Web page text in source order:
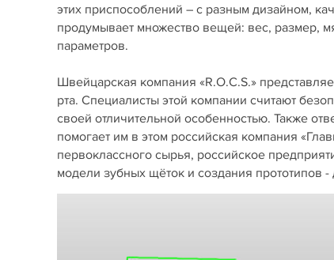
этих приспособлений – с разным дизайном,
продумывает множество вещей: вес, размер,
параметров.
Швейцарская компания «R.O.C.S.»
рта. Специалисты этой компании считают
своей отличительной особенностью. Также
помогает им в этом российская компания
первоклассного сырья, российское
модели зубных щёток и создания прототипов